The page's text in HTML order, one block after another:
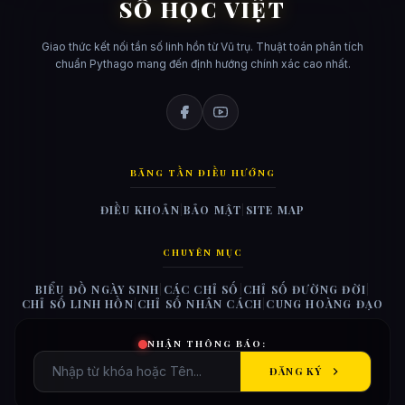
SỐ HỌC VIỆT
Giao thức kết nối tần số linh hồn từ Vũ trụ. Thuật toán phân tích
chuẩn Pythago mang đến định hướng chính xác cao nhất.
BĂNG TẦN ĐIỀU HƯỚNG
ĐIỀU KHOẢN BẢO MẬT SITE MAP
CHUYÊN MỤC
BIỂU ĐỒ NGÀY SINH CÁC CHỈ SỐ CHỈ SỐ ĐƯỜNG ĐỜI
CHỈ SỐ LINH HỒN CHỈ SỐ NHÂN CÁCH CUNG HOÀNG ĐẠO
NHẬN THÔNG BÁO:
ĐĂNG KÝ